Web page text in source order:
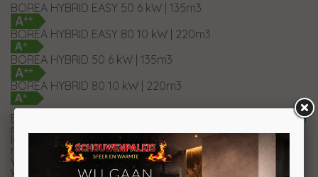
BOREA HYBRID EASY 50 6 kW | 135m3
BOREA HYBRID EASY 80 10 kW | 220m3
BOREA HYBRID 50 6 kW | 135m3
BOREA HYBRID 80 10 kW | 220m3
BOREA HYBRID is een gecombineerde hout-/pelletkachel
met een hoogrendementswisselaar met aluminium
lamellen, waardoor hij kan worden gebruikt met
natuurlijke convectie of uitschakelbare geforceerde
ventilatie. De gepatenteerde variabele
warmtewisselaartechnologie van Dielle maakt het ook